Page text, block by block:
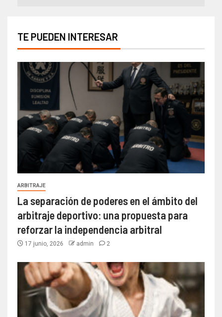
TE PUEDEN INTERESAR
ARBITRAJE
La separación de poderes en el ámbito del
arbitraje deportivo: una propuesta para
reforzar la independencia arbitral
17 junio, 2026 admin 2